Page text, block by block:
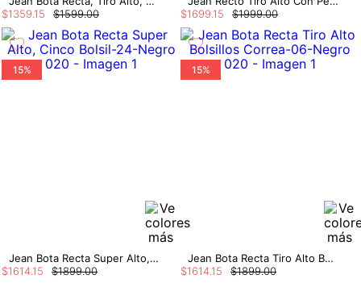
$1599.00
$135915
$1999.00
$169915
15%
Jean Bota Recta Super Alto, Cinco Bolsil
$1899.00
$161415
15%
Jean Bota Recta Tiro Alto Bolsillos Correa
$1899.00
$161415